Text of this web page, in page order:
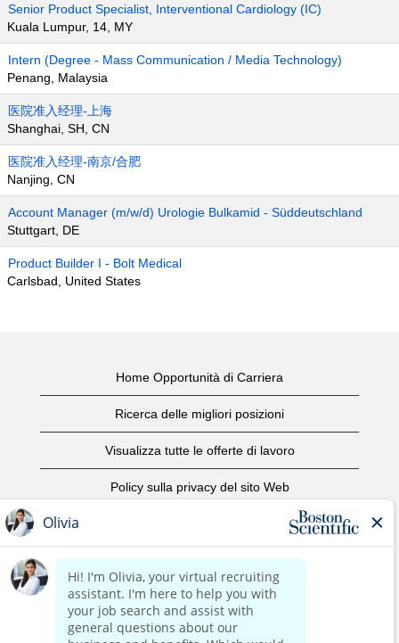
Senior Product Specialist, Interventional Cardiology (IC)
Kuala Lumpur, 14, MY
Intern (Degree - Mass Communication / Media Technology)
Penang, Malaysia
医院准入经理-上海
Shanghai, SH, CN
医院准入经理-南京/合肥
Nanjing, CN
Account Manager (m/w/d) Urologie Bulkamid - Süddeutschland
Stuttgart, DE
Product Builder I - Bolt Medical
Carlsbad, United States
Home Opportunità di Carriera
Ricerca delle migliori posizioni
Visualizza tutte le offerte di lavoro
Policy sulla privacy del sito Web
Avviso di copyright
Contattaci
Home Corporate